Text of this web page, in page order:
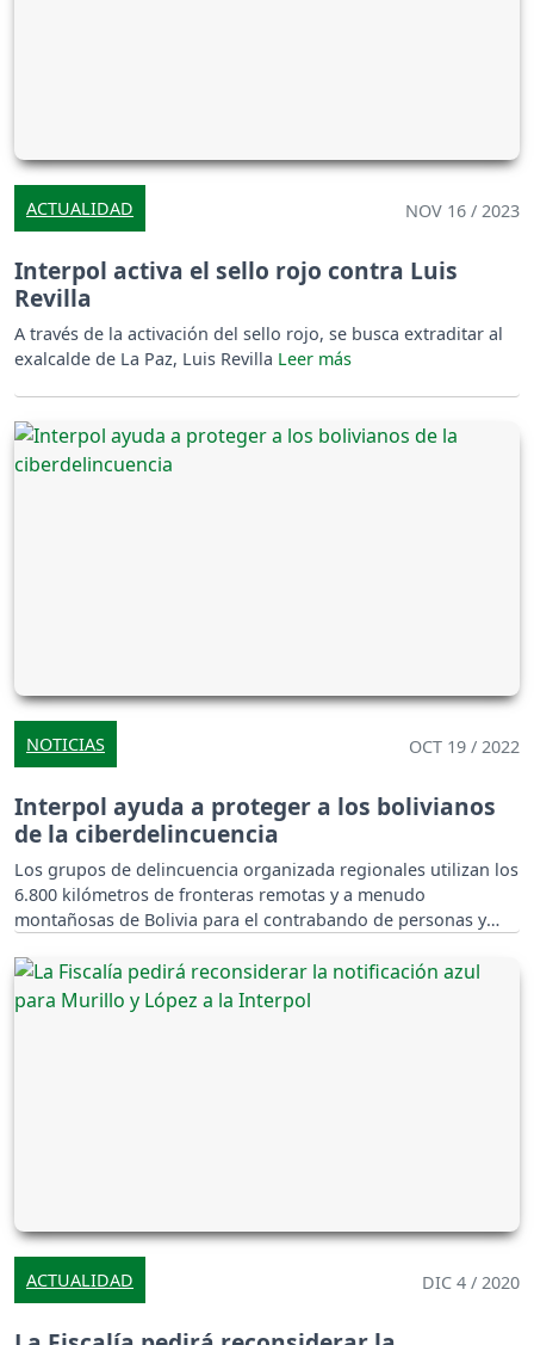
ACTUALIDAD NOV 16 / 2023
Interpol activa el sello rojo contra Luis
Revilla
A través de la activación del sello rojo, se busca extraditar al
exalcalde de La Paz, Luis Revilla
NOTICIAS OCT 19 / 2022
Interpol ayuda a proteger a los bolivianos
de la ciberdelincuencia
Los grupos de delincuencia organizada regionales utilizan los
6.800 kilómetros de fronteras remotas y a menudo
montañosas de Bolivia para el contrabando de personas y
ACTUALIDAD DIC 4 / 2020